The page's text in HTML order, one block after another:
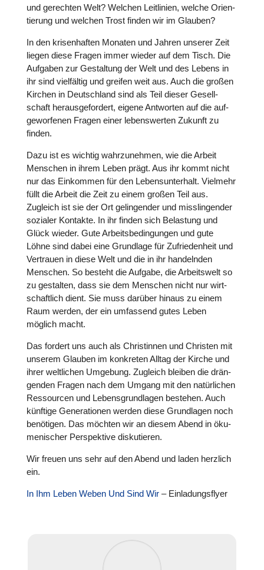
und gerech­ten Welt? Welchen Leit­li­nien, welche Ori­en­
tie­rung und welchen Trost finden wir im Glauben?
In den kri­sen­haf­ten Monaten und Jahren unserer Zeit
liegen diese Fragen immer wieder auf dem Tisch. Die
Aufgaben zur Gestal­tung der Welt und des Lebens in
ihr sind viel­fäl­tig und greifen weit aus. Auch die großen
Kirchen in Deutsch­land sind als Teil dieser Gesell­
schaft her­aus­ge­for­dert, eigene Ant­wor­ten auf die auf­
ge­wor­fe­nen Fragen einer lebens­wer­ten Zukunft zu
finden.
Dazu ist es wichtig wahr­zu­neh­men, wie die Arbeit
Menschen in ihrem Leben prägt. Aus ihr kommt nicht
nur das Ein­kom­men für den Lebens­un­ter­halt. Vielmehr
füllt die Arbeit die Zeit zu einem großen Teil aus.
Zugleich ist sie der Ort gelin­gen­der und miss­lin­gen­der
sozialer Kontakte. In ihr finden sich Belas­tung und
Glück wieder. Gute Arbeits­be­din­gun­gen und gute
Löhne sind dabei eine Grund­lage für Zufrie­den­heit und
Ver­trauen in diese Welt und die in ihr han­deln­den
Menschen. So besteht die Aufgabe, die Arbeits­welt so
zu gestal­ten, dass sie dem Menschen nicht nur wirt­
schaft­lich dient. Sie muss darüber hinaus zu einem
Raum werden, der ein umfas­send gutes Leben
möglich macht.
Das fordert uns auch als Chris­tin­nen und Christen mit
unserem Glauben im kon­kre­ten Alltag der Kirche und
ihrer welt­li­chen Umgebung. Zugleich bleiben die drän­
gen­den Fragen nach dem Umgang mit den natür­li­chen
Res­sour­cen und Lebens­grund­la­gen bestehen. Auch
künftige Gene­ra­tio­nen werden diese Grund­la­gen noch
benö­ti­gen. Das möchten wir an diesem Abend in öku­
me­ni­scher Per­spek­tive dis­ku­tie­ren.
Wir freuen uns sehr auf den Abend und laden herzlich
ein.
In Ihm Leben Weben Und Sind Wir– Ein­la­dungs­flyer